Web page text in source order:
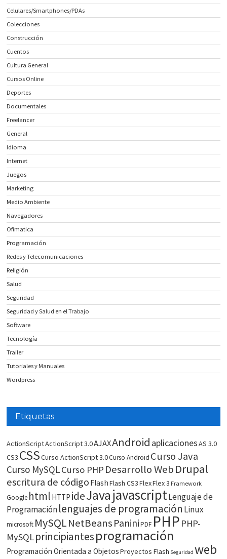
Celulares/Smartphones/PDAs
Colecciones
Construcción
Cuentos
Cultura General
Cursos Online
Deportes
Documentales
Freelancer
General
Idioma
Internet
Juegos
Marketing
Medio Ambiente
Navegadores
Ofimatica
Programación
Redes y Telecomunicaciones
Religión
Salud
Seguridad
Seguridad y Salud en el Trabajo
Software
Tecnología
Trailer
Tutoriales y Manuales
Wordpress
Etiquetas
ActionScriptActionScript 3.0AJAXAndroid aplicacionesAS 3.0
CS3 CSSCurso ActionScript 3.0Curso Android Curso Java
Curso MySQLCurso PHP Desarrollo WebDrupal
escritura de código FlashFlash CS3FlexFlex 3 Framework
Google html HTTP ideJavajavascriptLenguaje de
Programaciónlenguajes de programación Linux
microsoft MySQLNetBeans Panini PDF PHP PHP-
MySQLprincipiantesprogramación
Programación Orientada a ObjetosProyectos Flash Seguridad web